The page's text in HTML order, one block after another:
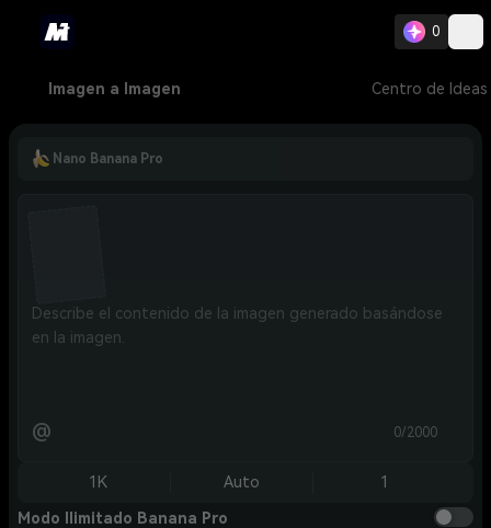
0
Imagen a Imagen Centro de Ideas
Nano Banana Pro
@ 0/2000
1K Auto 1
Modo Ilimitado Banana Pro